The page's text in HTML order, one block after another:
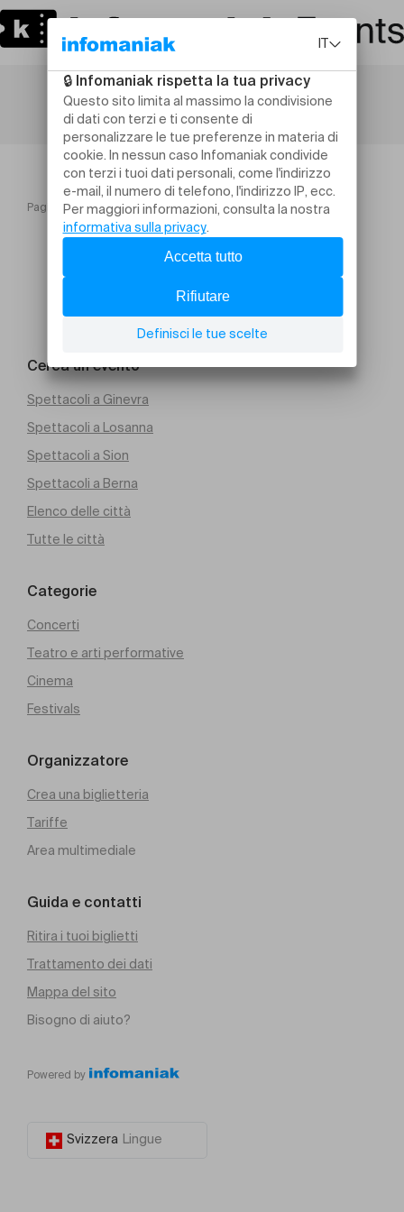
Pagina iniziale BILLET 1 JOUR JEUDI 3 OCTOBRE 2024
Cerca un evento
Spettacoli a Ginevra
Spettacoli a Losanna
Spettacoli a Sion
Spettacoli a Berna
Elenco delle città
Tutte le città
Categorie
Concerti
Teatro e arti performative
Cinema
Festivals
Organizzatore
Crea una biglietteria
Tariffe
Area multimediale
Guida e contatti
Ritira i tuoi biglietti
Trattamento dei dati
Mappa del sito
Bisogno di aiuto?
Powered by
Svizzera Lingue